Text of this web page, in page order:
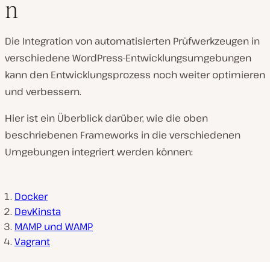
n
Die Integration von automatisierten Prüfwerkzeugen in
verschiedene WordPress-Entwicklungsumgebungen
kann den Entwicklungsprozess noch weiter optimieren
und verbessern.
Hier ist ein Überblick darüber, wie die oben
beschriebenen Frameworks in die verschiedenen
Umgebungen integriert werden können:
Docker
DevKinsta
MAMP und WAMP
Vagrant